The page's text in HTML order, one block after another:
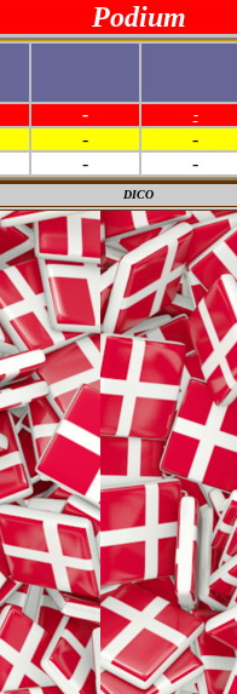
Podium
- -
- -
- -
DICO